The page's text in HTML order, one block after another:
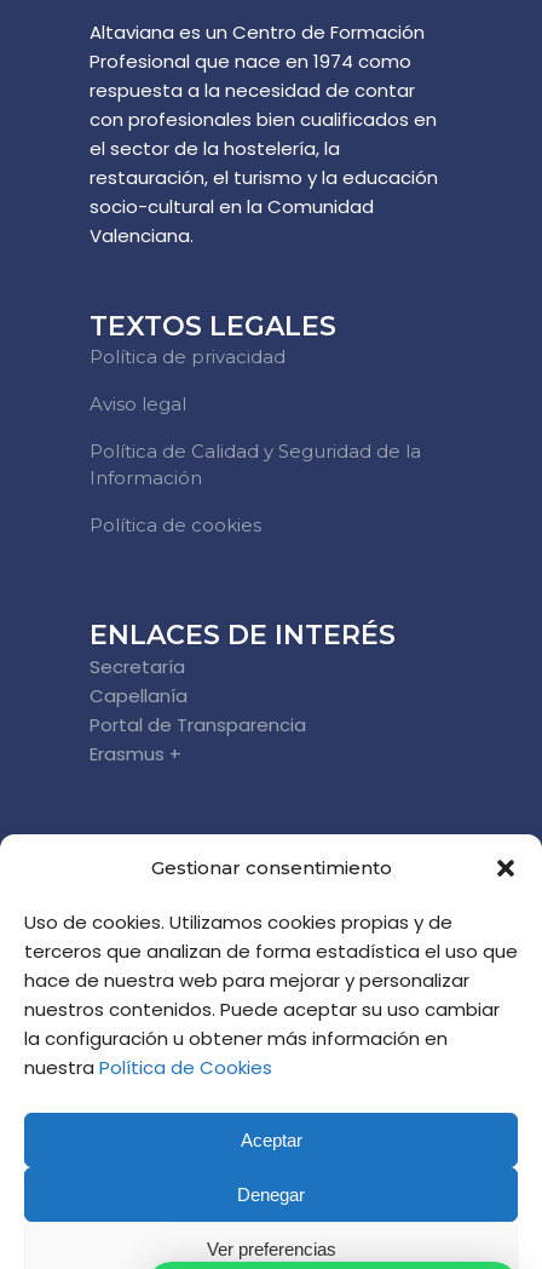
Gestionar consentimiento
Uso de cookies. Utilizamos cookies propias y de
terceros que analizan de forma estadística el uso que
hace de nuestra web para mejorar y personalizar
nuestros contenidos. Puede aceptar su uso cambiar
la configuración u obtener más información en
nuestra Política de Cookies
Aceptar
Denegar
Ver preferencias
Altaviana es un Centro de Formación
Profesional que nace en 1974 como
respuesta a la necesidad de contar
con profesionales bien cualificados en
el sector de la hostelería, la
restauración, el turismo y la educación
socio-cultural en la Comunidad
Valenciana.
TEXTOS LEGALES
Política de privacidad
Aviso legal
Política de Calidad y Seguridad de la
Información
Política de cookies
ENLACES DE INTERÉS
Secretaría
Capellanía
Portal de Transparencia
Erasmus +
DÓNDE ESTAMOS
informacion@altaviana.com
HORARIO DE ATENCIÓN EN JULIO: